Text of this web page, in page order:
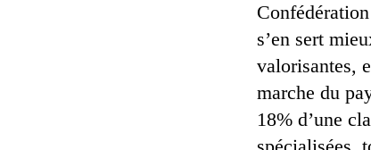
s’en sert
valorisantes,
marche du
18% d’une